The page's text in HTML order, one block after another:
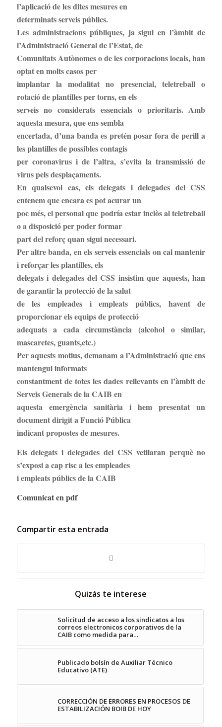
l’aplicació de les dites mesures en
determinats serveis públics.
Les administracions públiques, ja sigui en l’àmbit de
l’Administració General de l’Estat, de
Comunitats Autònomes o de les corporacions locals, han
optat en molts casos per
implantar la modalitat no presencial, teletreball o
rotació de plantilles per torns, en els
serveis no considerats essencials o prioritaris. Amb
aquesta mesura, que ens sembla
encertada, d’una banda es pretén posar fora de perill a
les plantilles de possibles contagis
per coronavirus i de l’altra, s’evita la transmissió de
virus pels desplaçaments.
En qualsevol cas, els delegats i delegades del CSS
entenem que encara es pot acurar un
poc més, el personal que podría estar inclòs al teletreball
o a disposició per poder formar
part del reforç quan sigui necessari.
Per altre banda, en els serveis essencials on cal mantenir
i reforçar les plantilles, els
delegats i delegades del CSS insistim que aquests, han
de garantir la protecció de la salut
de les empleades i empleats públics, havent de
proporcionar els equips de protecció
adequats a cada circumstància (alcohol o similar,
mascaretes, guants,etc.)
Per aquests motius, demanam a l’Administració que ens
mantengui informats
constantment de totes les dades rellevants en l’àmbit de
Serveis Generals de la CAIB en
aquesta emergència sanitària i hem presentat un
document dirigit a Funció Pública
indicant propostes de mesures.
Els delegats i delegades del CSS vetllaran perquè no
s’exposi a cap risc a les empleades
i empleats públics de la CAIB
Comunicat en pdf
Compartir esta entrada
Quizás te interese
Solicitud de acceso a los sindicatos a los
correos electronicos corporativos de la
CAIB como medida para…
Publicado bolsín de Auxiliar Técnico
Educativo (ATE)
CORRECCIÓN DE ERRORES EN PROCESOS DE
ESTABILIZACIÓN BOIB DE HOY